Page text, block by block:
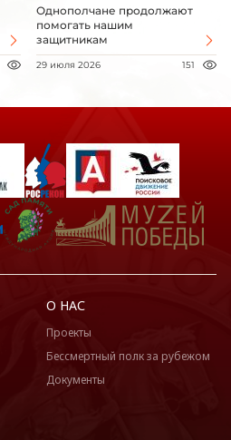
Однополчане продолжают
помогать нашим
защитникам
29 июля 2026 151
О НАС
Проекты
Бессмертный полк за рубежом
Документы